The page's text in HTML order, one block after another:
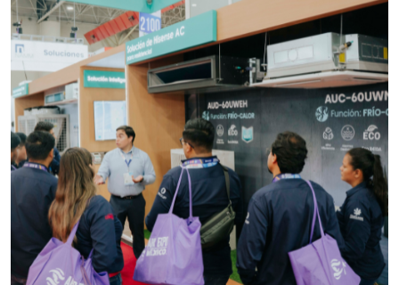
MATERIALES PARA SELLOS DE
SISTEMAS DE ESCAPE
Especificaciones:
Requisitos: Garantizar composición
química y origen adecuados
(especialmente para grafito) y
contar con sistemas de calidad y
gestión ambiental.
Aplicar al Requerimiento